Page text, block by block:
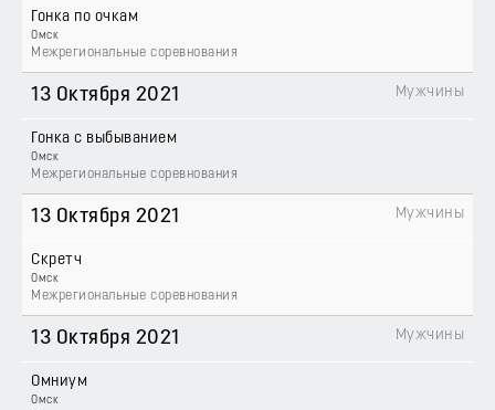
Гонка по очкам
Омск
Межрегиональные соревнования
13 Октября 2021
Гонка с выбыванием
Омск
Межрегиональные соревнования
Мужчины
13 Октября 2021
Скретч
Омск
Межрегиональные соревнования
Мужчины
13 Октября 2021
Омниум
Омск
Мужчины